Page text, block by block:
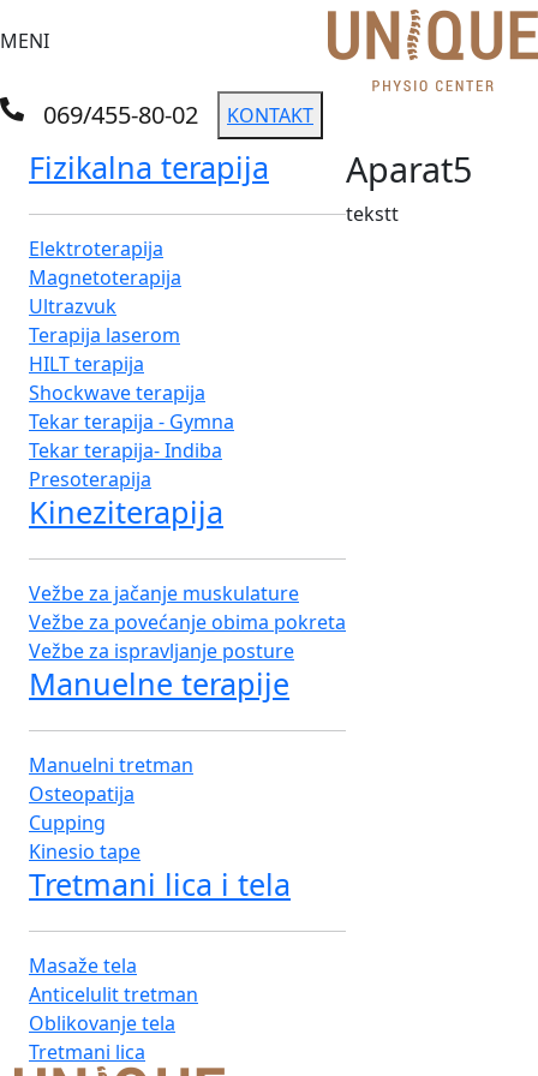
MENI
069/455-80-02 KONTAKT
Fizikalna terapija
Elektroterapija
Magnetoterapija
Ultrazvuk
Terapija laserom
HILT terapija
Shockwave terapija
Tekar terapija - Gymna
Tekar terapija- Indiba
Presoterapija
Kineziterapija
Vežbe za jačanje muskulature
Vežbe za povećanje obima pokreta
Vežbe za ispravljanje posture
Manuelne terapije
Manuelni tretman
Osteopatija
Cupping
Kinesio tape
Tretmani lica i tela
Masaže tela
Anticelulit tretman
Oblikovanje tela
Tretmani lica
Aparat5
tekstt